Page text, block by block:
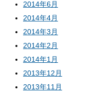
2014年6月
2014年4月
2014年3月
2014年2月
2014年1月
2013年12月
2013年11月